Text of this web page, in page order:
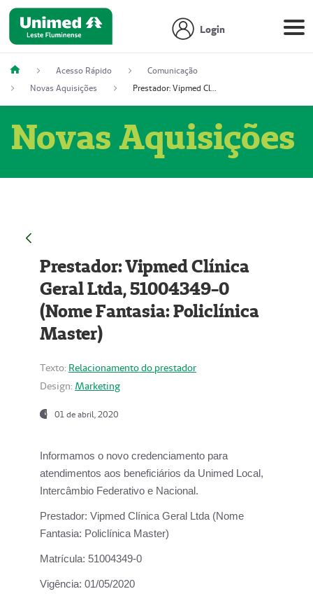
Login
Acesso Rápido
Comunicação
Novas Aquisições
Prestador: Vipmed Clínica Geral Ltda, 51004349-0 (Nome Fantasia: Policlínica Master)
Novas Aquisições
Prestador: Vipmed Clínica
Geral Ltda, 51004349-0
(Nome Fantasia: Policlínica
Master)
Texto: Relacionamento do prestador
Design: Marketing
01 de abril, 2020
Informamos o novo credenciamento para
atendimentos aos beneficiários da Unimed Local,
Intercâmbio Federativo e Nacional.
Prestador: Vipmed Clínica Geral Ltda (Nome
Fantasia: Policlínica Master)
Matrícula: 51004349-0
Vigência: 01/05/2020